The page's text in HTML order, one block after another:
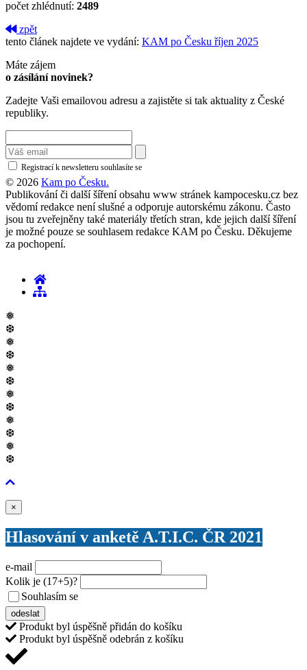
počet zhlédnutí: 2489
zpět
tento článek najdete ve vydání: KAM po Česku říjen 2025
Máte zájem
o zásílání novinek?
Zadejte Vaši emailovou adresu a zajistěte si tak aktuality z České
republiky.
Registrací k newsletteru souhlasíte se
© 2026 Kam po Česku.
Publikování či další šíření obsahu www stránek kampocesku.cz bez
vědomí redakce není slušné a odporuje autorskému zákonu. Často
jsou tu zveřejněny také materiály třetích stran, kde jejich další šíření
je možné pouze se souhlasem redakce KAM po Česku. Děkujeme
za pochopení.
❅
❆
❅
❆
❅
❆
❅
❆
❅
❆
❅
❆
×
Hlasování v anketě A.T.I.C. ČR 2021
e-mail
Kolik je (17+5)?
Souhlasím se
odeslat
Produkt byl úspěšně přidán do košíku
Produkt byl úspěšně odebrán z košíku